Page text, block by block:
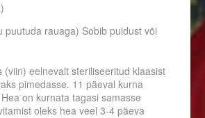
puutuda rauaga) Sobib puidust või
eelnevalt steriliseeritud klaasist
pimedasse. 11 päeval kurna
on kurnata tagasi samasse
oleks hea veel 3-4 päeva